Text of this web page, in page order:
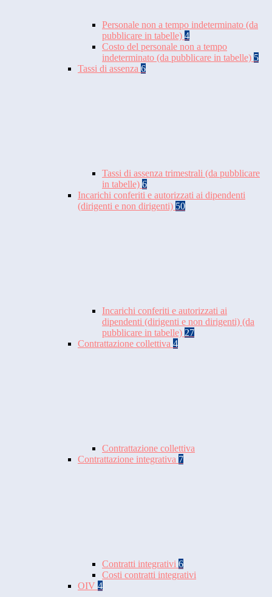
Personale non a tempo indeterminato (da
pubblicare in tabelle) 4
Costo del personale non a tempo
indeterminato (da pubblicare in tabelle) 5
Tassi di assenza 6
Tassi di assenza trimestrali (da pubblicare
in tabelle) 6
Incarichi conferiti e autorizzati ai dipendenti
(dirigenti e non dirigenti) 50
Incarichi conferiti e autorizzati ai
dipendenti (dirigenti e non dirigenti) (da
pubblicare in tabelle) 27
Contrattazione collettiva 4
Contrattazione collettiva
Contrattazione integrativa 7
Contratti integrativi 6
Costi contratti integrativi
OIV 4